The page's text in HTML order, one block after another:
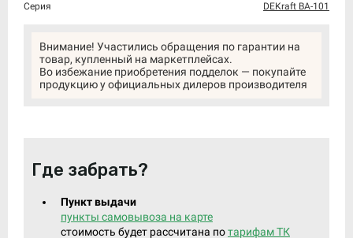
Серия
DEKraft ВА-101
Внимание! Участились обращения по гарантии на
товар, купленный на маркетплейсах.
Во избежание приобретения подделок — покупайте
продукцию у официальных дилеров производителя
Где забрать?
Пункт выдачи
пункты самовывоза на карте
стоимость будет рассчитана потарифам ТК